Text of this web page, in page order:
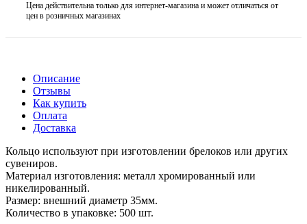
Цена действительна только для интернет-магазина и может отличаться от
цен в розничных магазинах
Описание
Отзывы
Как купить
Оплата
Доставка
Кольцо используют при изготовлении брелоков или других
сувениров.
Материал изготовления: металл хромированный или
никелированный.
Размер: внешний диаметр 35мм.
Количество в упаковке: 500 шт.